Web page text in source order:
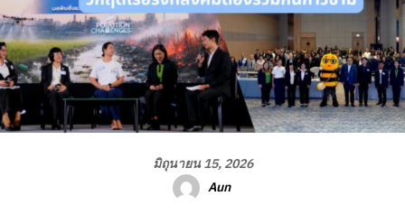
มิถุนายน 15, 2026
Aun